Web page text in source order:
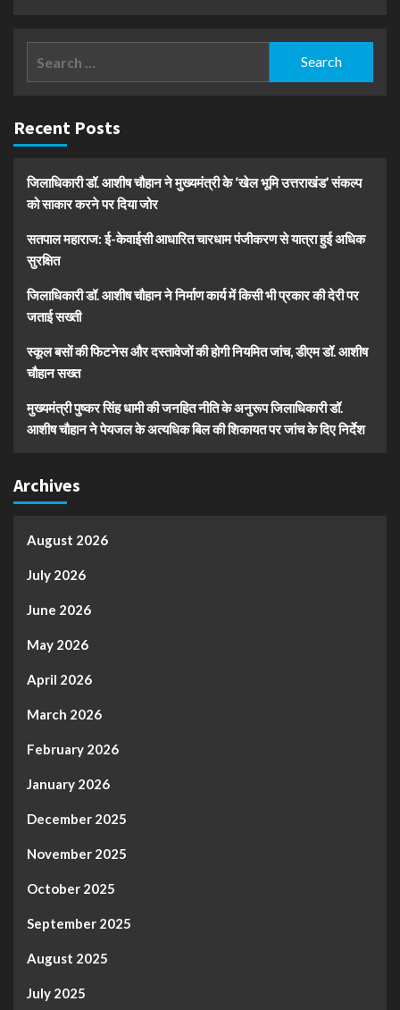
Recent Posts
जिलाधिकारी डॉ. आशीष चौहान ने मुख्यमंत्री के ‘खेल भूमि उत्तराखंड’ संकल्प
को साकार करने पर दिया जोर
सतपाल महाराज: ई-केवाईसी आधारित चारधाम पंजीकरण से यात्रा हुई अधिक
सुरक्षित
जिलाधिकारी डॉ. आशीष चौहान ने निर्माण कार्य में किसी भी प्रकार की देरी पर
जताई सख्ती
स्कूल बसों की फिटनेस और दस्तावेजों की होगी नियमित जांच, डीएम डॉ. आशीष
चौहान सख्त
मुख्यमंत्री पुष्कर सिंह धामी की जनहित नीति के अनुरूप जिलाधिकारी डॉ.
आशीष चौहान ने पेयजल के अत्यधिक बिल की शिकायत पर जांच के दिए निर्देश
Archives
August 2026
July 2026
June 2026
May 2026
April 2026
March 2026
February 2026
January 2026
December 2025
November 2025
October 2025
September 2025
August 2025
July 2025